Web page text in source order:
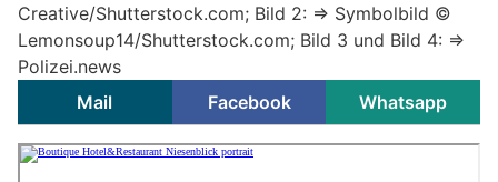
Creative/Shutterstock.com; Bild 2: => Symbolbild ©
Lemonsoup14/Shutterstock.com; Bild 3 und Bild 4: =>
Polizei.news
Mail
Facebook Whatsapp